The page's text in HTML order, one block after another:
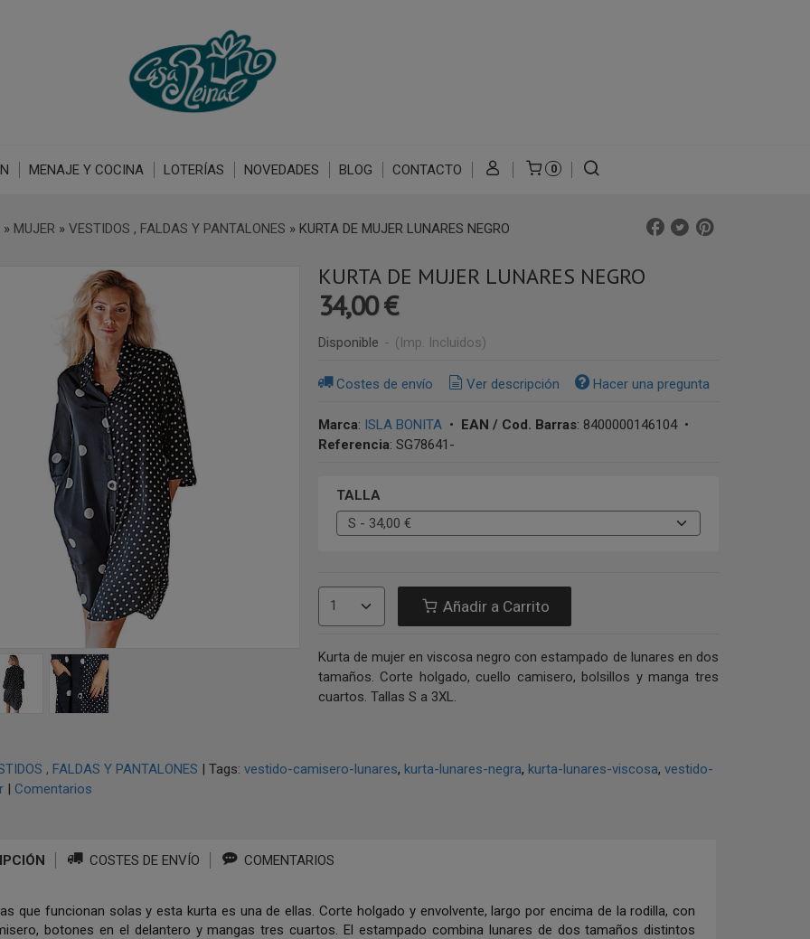
MENAJE Y COCINA LOTERÍAS NOVEDADES BLOG CONTACTO 0
» MUJER » VESTIDOS , FALDAS Y PANTALONES » KURTA DE MUJER LUNARES NEGRO
KURTA DE MUJER LUNARES NEGRO
34,00 €
Disponible - (Imp. Incluidos)
Costes de envío Ver descripción Hacer una pregunta
Marca: ISLA BONITA• EAN / Cod. Barras: 8400000146104•
Referencia: SG78641-
TALLA
Añadir a Carrito
Kurta de mujer en viscosa negro con estampado de lunares en dos
tamaños. Corte holgado, cuello camisero, bolsillos y manga tres
cuartos. Tallas S a 3XL.
, FALDAS Y PANTALONES | Tags: vestido-camisero-lunares kurta-lunares-negra kurta-lunares-viscosa vestido-
| Comentarios
COSTES DE ENVÍO COMENTARIOS
que funcionan solas y esta kurta es una de ellas. Corte holgado y envolvente, largo por encima de la rodilla, con
botones en el delantero y mangas tres cuartos. El estampado combina lunares de dos tamaños distintos